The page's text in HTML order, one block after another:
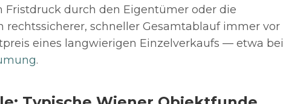
Fristdruck durch den Eigentümer oder die
rechtssicherer, schneller Gesamtablauf immer vor
eines langwierigen Einzelverkaufs — etwa bei
.